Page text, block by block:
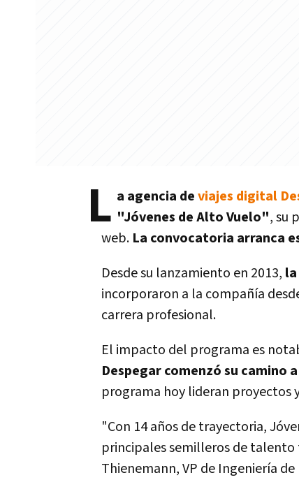
L a agencia deviajes digital
"Jóvenes de Alto Vuelo", su
web. La convocatoria arranca
Desde su lanzamiento en 2013,
incorporaron a la compañía
carrera profesional.
El impacto del programa es
Despegar comenzó su camino
programa hoy lideran proyectos
"Con 14 años de trayectoria,
principales semilleros de
Thienemann, VP de Ingeniería